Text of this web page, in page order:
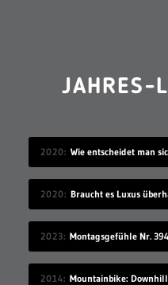
JAHRES-
2020
2020 Braucht es Luxus
2023 Montagsgefühle Nr. 394
2014 Mountainbike: Downhill